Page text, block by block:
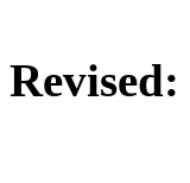
Revised: